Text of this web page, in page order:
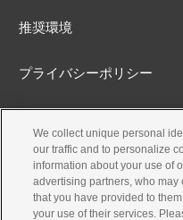
推奨環境
プライバシーポリシー
アクセシビリティ方針
We collect unique personal
our traffic and to personalize
information about your use of
advertising partners, who
that you have provided to
your use of their services.